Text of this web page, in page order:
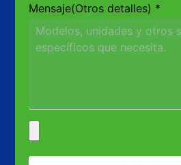
Mensaje(Otros detalles) *